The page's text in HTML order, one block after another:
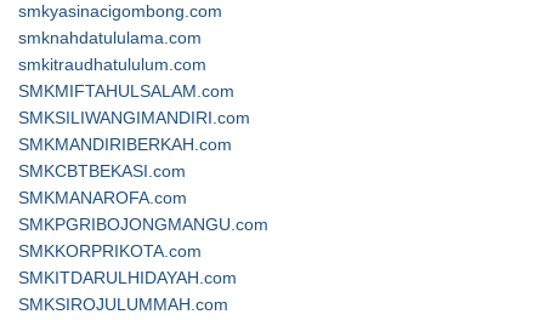
smkyasinacigombong.com
smknahdatululama.com
smkitraudhatululum.com
SMKMIFTAHULSALAM.com
SMKSILIWANGIMANDIRI.com
SMKMANDIRIBERKAH.com
SMKCBTBEKASI.com
SMKMANAROFA.com
SMKPGRIBOJONGMANGU.com
SMKKORPRIKOTA.com
SMKITDARULHIDAYAH.com
SMKSIROJULUMMAH.com